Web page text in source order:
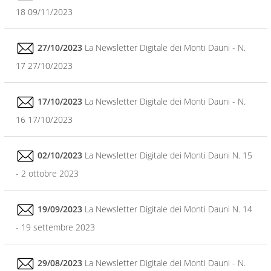
18 09/11/2023
27/10/2023 La Newsletter Digitale dei Monti Dauni - N.
17 27/10/2023
17/10/2023 La Newsletter Digitale dei Monti Dauni - N.
16 17/10/2023
02/10/2023 La Newsletter Digitale dei Monti Dauni N. 15
- 2 ottobre 2023
19/09/2023 La Newsletter Digitale dei Monti Dauni N. 14
- 19 settembre 2023
29/08/2023 La Newsletter Digitale dei Monti Dauni - N.